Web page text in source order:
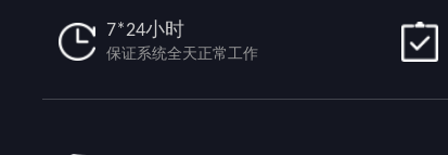
7*24小时
保证系统全天正常工作